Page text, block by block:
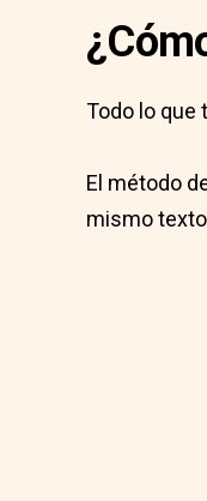
Todo lo que
El método
mismo